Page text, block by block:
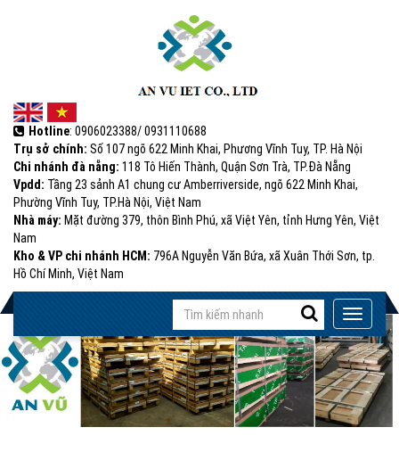
Hotline: 0906023388/ 0931110688
Trụ sở chính: Số 107 ngõ 622 Minh Khai, Phương Vĩnh Tuy, TP. Hà Nội
Chi nhánh đà nẵng: 118 Tô Hiến Thành, Quận Sơn Trà, TP.Đà Nẵng
Vpdd: Tầng 23 sảnh A1 chung cư Amberriverside, ngõ 622 Minh Khai,
Phường Vĩnh Tuy, TP.Hà Nội, Việt Nam
Nhà máy: Mặt đường 379, thôn Bình Phú, xã Việt Yên, tỉnh Hưng Yên, Việt
Nam
Kho & VP chi nhánh HCM: 796A Nguyễn Văn Bứa, xã Xuân Thới Sơn, tp.
Hồ Chí Minh, Việt Nam
Toggle
Input
with
success
(success)